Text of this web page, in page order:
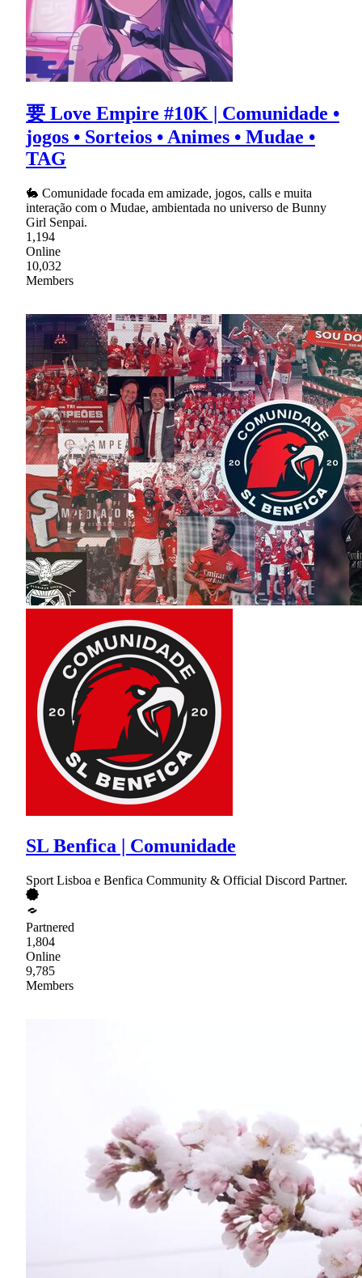
要 Love Empire #10K | Comunidade •
jogos • Sorteios • Animes • Mudae •
TAG
🐇 Comunidade focada em amizade, jogos, calls e muita
interação com o Mudae, ambientada no universo de Bunny
Girl Senpai.
1,194
Online
10,032
Members
SL Benfica | Comunidade
Sport Lisboa e Benfica Community & Official Discord Partner.
Partnered
1,804
Online
9,785
Members